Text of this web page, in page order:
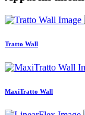
Tratto Wall
MaxiTratto Wall